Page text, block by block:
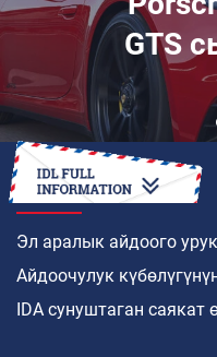
GTS
КАНТИП
Эл аралык айдоого
Айдоочулук
IDA сунуштаган